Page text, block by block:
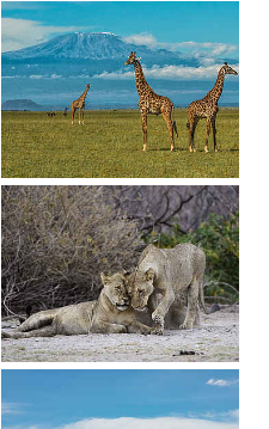
Show larger version
Show larger version